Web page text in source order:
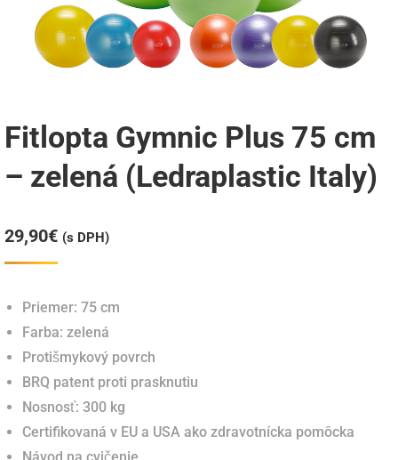
Fitlopta Gymnic Plus 75 cm
– zelená (Ledraplastic Italy)
29,90€ (s DPH)
Priemer: 75 cm
Farba: zelená
Protišmykový povrch
BRQ patent proti prasknutiu
Nosnosť: 300 kg
Certifikovaná v EU a USA ako zdravotnícka pomôcka
Návod na cvičenie